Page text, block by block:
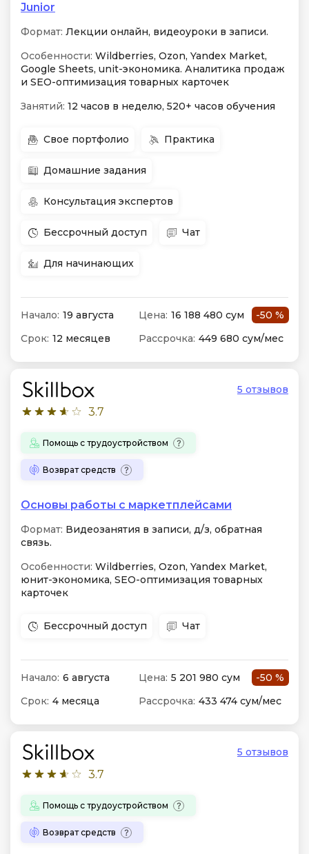
Junior
Формат: Лекции онлайн, видеоуроки в записи.
Особенности: Wildberries, Ozon, Yandex Market,
Google Sheets, unit-экономика. Аналитика продаж
и SEO-оптимизация товарных карточек
Занятий: 12 часов в неделю, 520+ часов обучения
Свое портфолио Практика
Домашние задания
Консультация экспертов
Бессрочный доступ Чат
Для начинающих
Начало: 19 августа Цена: 16 188 480 сум
-50 %
Срок: 12 месяцев Рассрочка: 449 680 сум/мес
3.7
5 отзывов
Помощь с трудоустройством
Возврат средств
Основы работы с маркетплейсами
Формат: Видеозанятия в записи, д/з, обратная
связь.
Особенности: Wildberries, Ozon, Yandex Market,
юнит-экономика, SEO-оптимизация товарных
карточек
Бессрочный доступ Чат
Начало: 6 августа Цена: 5 201 980 сум
-50 %
Срок: 4 месяца Рассрочка: 433 474 сум/мес
3.7
5 отзывов
Помощь с трудоустройством
Возврат средств